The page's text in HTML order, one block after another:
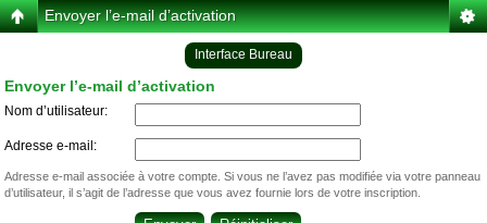
Envoyer l’e-mail d’activation
Interface Bureau
Envoyer l’e-mail d’activation
Nom d’utilisateur:
Adresse e-mail:
Adresse e-mail associée à votre compte. Si vous ne l’avez pas modifiée via votre panneau
d’utilisateur, il s’agit de l’adresse que vous avez fournie lors de votre inscription.